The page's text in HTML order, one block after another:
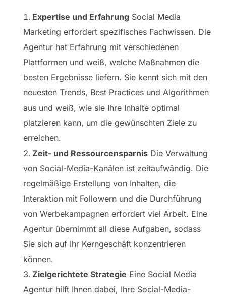
Expertise und Erfahrung Social Media
Marketing erfordert spezifisches Fachwissen. Die
Agentur hat Erfahrung mit verschiedenen
Plattformen und weiß, welche Maßnahmen die
besten Ergebnisse liefern. Sie kennt sich mit den
neuesten Trends, Best Practices und Algorithmen
aus und weiß, wie sie Ihre Inhalte optimal
platzieren kann, um die gewünschten Ziele zu
erreichen.
Zeit- und Ressourcensparnis Die Verwaltung
von Social-Media-Kanälen ist zeitaufwändig. Die
regelmäßige Erstellung von Inhalten, die
Interaktion mit Followern und die Durchführung
von Werbekampagnen erfordert viel Arbeit. Eine
Agentur übernimmt all diese Aufgaben, sodass
Sie sich auf Ihr Kerngeschäft konzentrieren
können.
Zielgerichtete Strategie Eine Social Media
Agentur hilft Ihnen dabei, Ihre Social-Media-